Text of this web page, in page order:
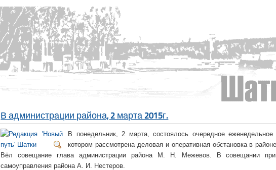
В администрации района, 2 марта 2015г.
В понедельник, 2 марта, состоялось очередное
котором рассмотрена деловая и оперативная обстановка в
Вёл совещание глава администрации района М. Н. Межевов. В совещании
самоуправления района А. И. Нестеров.